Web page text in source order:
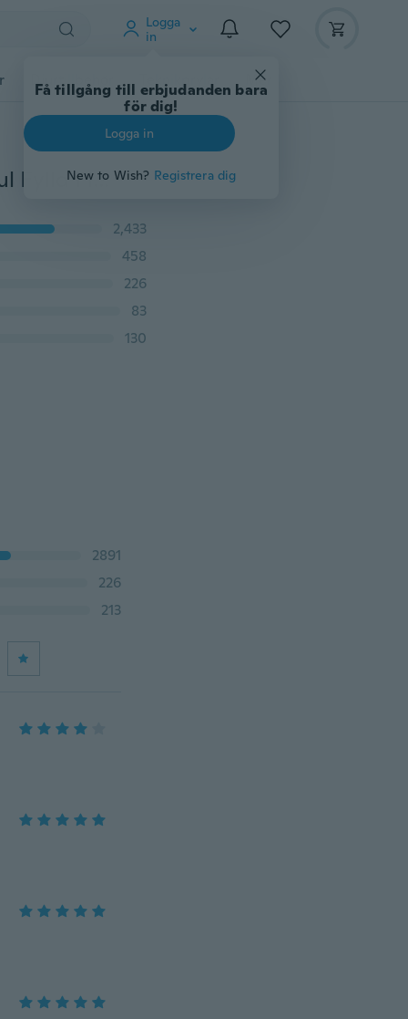
Logga
in
Få tillgång till erbjudanden bara
för dig!
Logga in
New to Wish? Registrera dig
Djurtillbehör Teknikprylar Mer
2015 Armband Mujer Dam Smycken Vackra Hot 18K Gul Fylld Flerfärgad Blomma Österrikisk Kristall Mode Smycken Kedja Armband
2,433
458
226
83
130
2891
226
213